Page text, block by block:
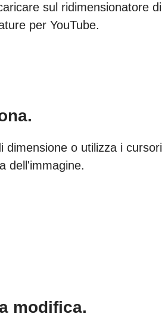
sul ridimensionatore di
per YouTube.
dimensione o utilizza i cursori
dell'immagine.
modifica.